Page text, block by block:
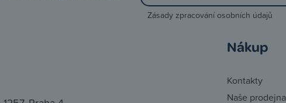
Zásady zpracování osobních údajů
Nákup
Kontakty
Naše prodejna